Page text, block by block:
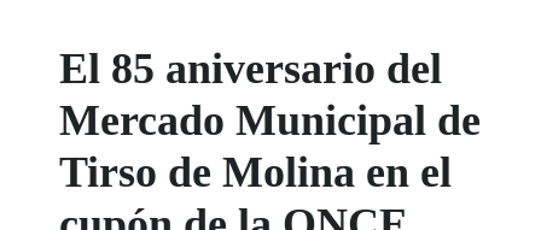
El 85 aniversario del
Mercado Municipal de
Tirso de Molina en el